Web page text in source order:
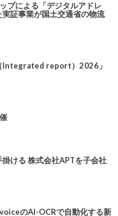
プによる「デジタルアドレ
証事業が国土交通省の物流
Integrated report）2026」
ける 株式会社APTを子会社
のAI-OCRで自動化する新